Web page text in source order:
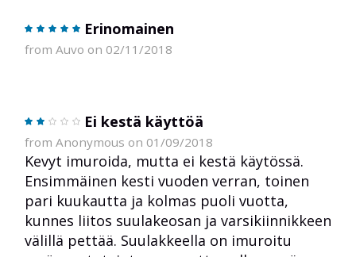
Erinomainen
from Auvo on 02/11/2018
Ei kestä käyttöä
from Anonymous on 01/09/2018
Kevyt imuroida, mutta ei kestä käytössä.
Ensimmäinen kesti vuoden verran, toinen
pari kuukautta ja kolmas puoli vuotta,
kunnes liitos suulakeosan ja varsikiinnikkeen
välillä pettää. Suulakkeella on imuroitu